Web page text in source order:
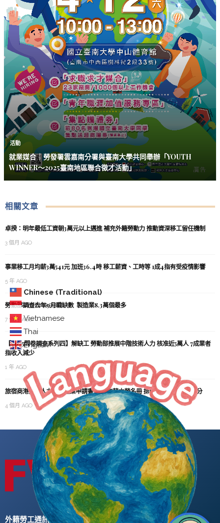
Chinese (Traditional)
Indonesian
Vietnamese
Thai
English
活動
就業媒合｜勞發署雲嘉南分署與臺南大學共同舉辦「YOUTH
WINNER～2025臺南地區聯合徵才活動」
相關文章
卓揆：明年最低工資朝3萬元以上邁進 補充外籍勞動力 推動資深移工留任機制
3 個月 AGO
事業移工月均薪3萬541元 加班36.4時 移工薪資、工時等 1成4指有受疫情影響
5 年 AGO
勞動部調查去年9月職缺數 製造業8.3萬個最多
7 個月 AGO
【2025問卷調查系列四】解缺工 勞動部推展中階技術人力 核准近5萬人 7成業者
指收入減少
1 年 AGO
旅宿商港技術人力、製造業申請書修正 加薪本勞名冊 排除技術生及類似身分
4 個月 AGO
外籍勞工通訊社版權所有 ©